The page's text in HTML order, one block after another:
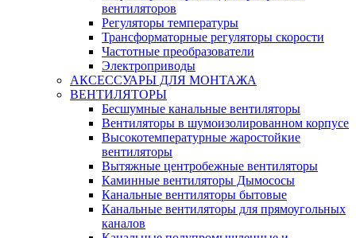
вентиляторов
Регуляторы температуры
Трансформаторные регуляторы скорости
Частотные преобразователи
Электроприводы
АКСЕССУАРЫ ДЛЯ МОНТАЖА
ВЕНТИЛЯТОРЫ
Бесшумные канальные вентиляторы
Вентиляторы в шумоизолированном корпусе
Высокотемпературные жаростойкие
вентиляторы
Вытяжные центробежные вентиляторы
Каминные вентиляторы Дымососы
Канальные вентиляторы бытовые
Канальные вентиляторы для прямоугольных
каналов